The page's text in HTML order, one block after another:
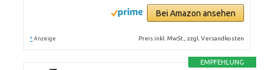
Bei Amazon ansehen
* Anzeige Preis inkl. MwSt., zzgl. Versandkosten
EMPFEHLUNG